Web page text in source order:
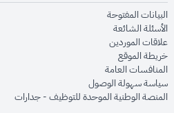
البيانات المفتوحةopens in new window
الأسئلة الشائعةopens in new window
علاقات الموردينopens in new window
خريطة الموقعopens in new window
المنافسات العامةopens in new window
سياسة سهولة الوصولopens in new window
المنصة الوطنية الموحدة للتوظيف - جدارات